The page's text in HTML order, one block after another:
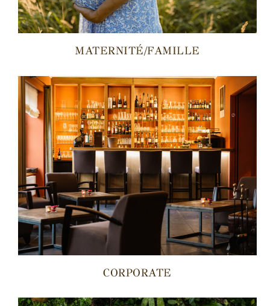
MATERNITÉ/FAMILLE
CORPORATE